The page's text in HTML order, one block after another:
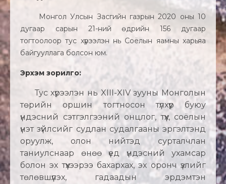
Монгол Улсын Засгийн газрын 2020 оны 10
дугаар сарын 21-ний өдрийн 156 дугаар
тогтоолоор тус хүрээлэн нь Соёлын яамны харьяа
байгууллага болсон юм.
Эрхэм зорилго:
Тус хүрээлэн нь XIII-XIV зууны Монголын
төрийн оршин тогтносон түлхүүр буюу
үндэсний сэтгэлгээний онцлог, түүх, соёлын
үнэт зүйлсийг судлан судалгааны эргэлтэнд
оруулж, олон нийтэд сурталчлан
таниулснаар өнөө үед үндэсний ухамсар
болон эх түүхээрээ бахархах, эх оронч үзлийг
төлөвшүүлэх, гадаадын эрдэмтэн